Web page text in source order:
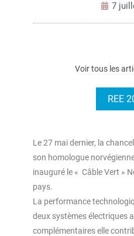
7
Voir tous les
REE
Le 27 mai dernier, la
son homologue
inauguré le « Câble Vert »
pays.
La performance
deux systèmes électriques
complémentaires elle